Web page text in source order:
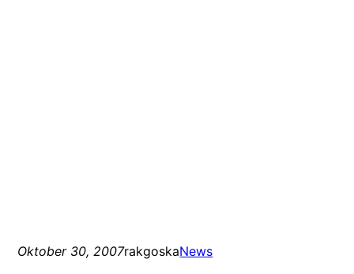
Oktober 30, 2007rakgoskaNews